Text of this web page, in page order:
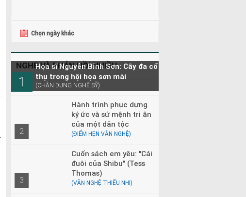
Chọn ngày khác
NGHE VÀ PHẢN HỒI NHIỀU
1
Họa sĩ Nguyễn Bỉnh Sơn: Cây đa cổ
thụ trong hội họa sơn mài
(CHÂN DUNG NGHỆ SỸ)
2
Hành trình phục dựng
ký ức và sứ mệnh tri ân
của một dân tộc
(ĐIỂM HẸN VĂN NGHỆ)
3
Cuốn sách em yêu: "Cái
đuôi của Shibu" (Tess
Thomas)
(VĂN NGHỆ THIẾU NHI)